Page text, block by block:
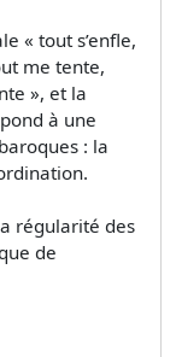
« tout s’enfle,
me tente,
», et la
à une
: la
régularité des
de